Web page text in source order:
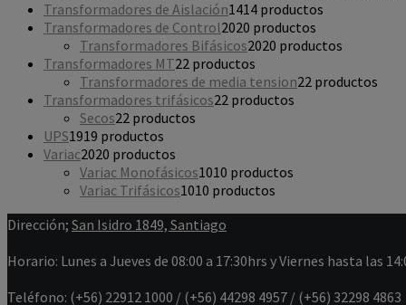
Transformadores de Aislación1414 productos
Transformadores de Control2020 productos
Transformadores Bifásicos2020 productos
Transformadores MT22 productos
Transformadores de media tension22 productos
Transformadores trifásicos22 productos
Secos22 productos
UPS1919 productos
Variac2020 productos
Variac Monofásicos1010 productos
Variac Trifásicos1010 productos
Dirección; San Isidro 1849, Santiago
Horario: Lunes a Jueves de 08:00 a 17:30hrs y Viernes hasta las
Teléfono: (+56) 22912 1000 / (+56) 44298 4957 / (+56) 32298 4863